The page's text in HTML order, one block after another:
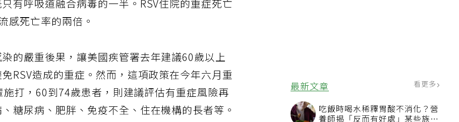
最新文章 看更多
吃飯時喝水稀釋胃酸不消化？營
有呼吸道融合病毒的一半。RSV住院的重症死亡
感死亡率的兩倍。
的嚴重後果，讓美國疾管署去年建議60歲以上
RSV造成的重症。然而，這項政策在今年六月重
打，60到74歲患者，則建議評估有重症風險再
糖尿病、肥胖、免疫不全、住在機構的長者等。